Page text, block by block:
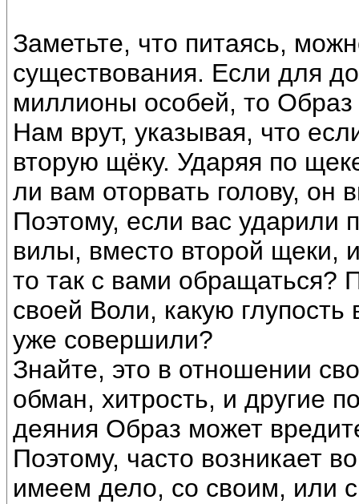
Заметьте, что питаясь,
существования. Если для
миллионы особей, то Образ
Нам врут, указывая, что
вторую щёку. Ударяя по
ли вам оторвать голову, он
Поэтому, если вас ударили
вилы, вместо второй щеки,
то так с вами обращаться?
своей Воли, какую
уже совершили?
Знайте, это в отношении
обман, хитрость, и другие
деяния Образ может
Поэтому, часто возникает
имеем дело, со своим, или